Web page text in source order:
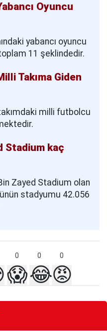
Oyuncu
yabancı oyuncu
11 şeklindedir.
Takıma Giden
milli futbolcu
Stadium kaç
Zayed Stadium olan
stadyumu 42.056
0 0 0
😱😂😡